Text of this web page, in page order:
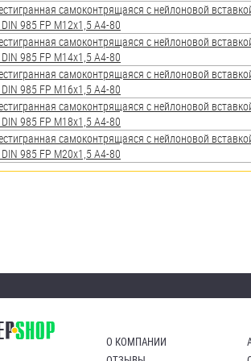
и шурупы
кольца
и пальцы
самоконтрящаяся с нейлоновой
985 FP M12х1,5 А4-80
самоконтрящаяся с нейлоновой
985 FP М14х1,5 А4-80
самоконтрящаяся с нейлоновой
985 FP М16х1,5 А4-80
самоконтрящаяся с нейлоновой
985 FP M18х1,5 А4-80
самоконтрящаяся с нейлоновой
985 FP М20х1,5 А4-80
О КОМПАНИИ